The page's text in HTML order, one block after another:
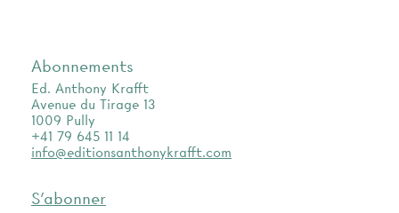
Abonnements
Ed. Anthony Krafft
Avenue du Tirage 13
1009 Pully
+41 79 645 11 14
info@editionsanthonykrafft.com
S'abonner